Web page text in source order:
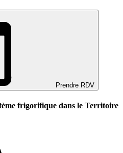
Prendre RDV
frigorifique dans le Territoire